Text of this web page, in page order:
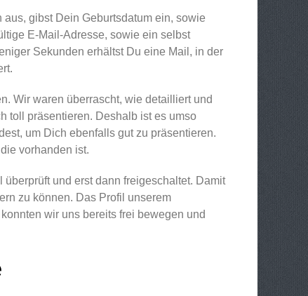
gibst Dein Geburtsdatum ein, sowie
E-Mail-Adresse, sowie ein selbst
Sekunden erhältst Du eine Mail, in der
Wir waren überrascht, wie detailliert und
toll präsentieren. Deshalb ist es umso
um Dich ebenfalls gut zu präsentieren.
vorhanden ist.
und erst dann freigeschaltet. Damit
zu können. Das Profil unserem
wir uns bereits frei bewegen und